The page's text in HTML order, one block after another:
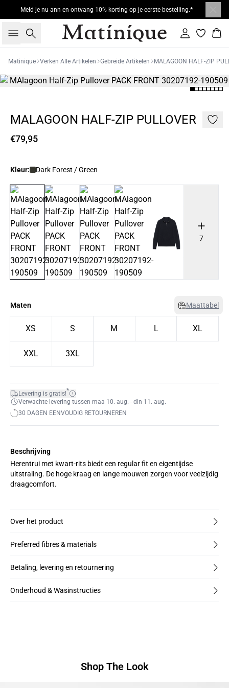
Meld je nu ann en ontvang 10% korting op je eerste bestelling.*
Zoeken Inloggen
Matinique Verken Alle Artikelen Gebreide Artikelen MALAGOON HALF-ZIP
MALAGOON HALF-ZIP PULLOVER
€79,95
Kleur: Dark Forest / Green
7
Maten Maattabel
XS S M L XL
XXL 3XL
Levering is gratis!*
Verwachte levering tussen maa 10. aug. - din 11. aug.
30 DAGEN EENVOUDIG RETOURNEREN
Beschrijving
Herentrui met kwart-rits biedt een regular fit en eigentijdse
uitstraling. De hoge kraag en lange mouwen zorgen voor veelzijdig
draagcomfort.
Over het product
Preferred fibres & materials
Betaling, levering en retournering
Onderhoud & Wasinstructies
Shop The Look